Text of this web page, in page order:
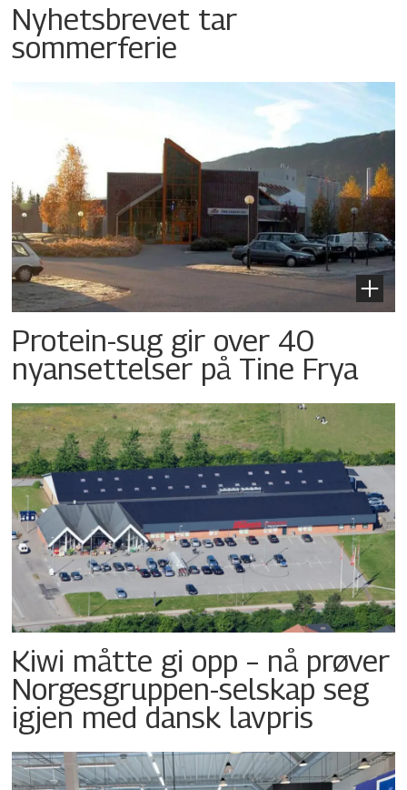
Nyhetsbrevet tar
sommerferie
Protein-sug gir over 40
nyansettelser på Tine Frya
Kiwi måtte gi opp – nå prøver
Norgesgruppen-selskap seg
igjen med dansk lavpris